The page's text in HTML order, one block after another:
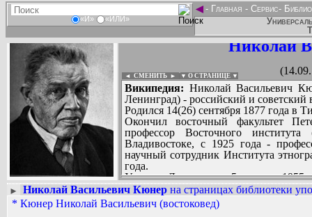
«И» «ИЛИ»
◄- Главная - Сервис-
Николай
◄ СМЕНИТЬ ► ▼ О СТРАНИЦЕ ▼
Википедия: Николай Васильевич
Ленинград) - российский и советский
Родился 14(26) сентября 1877 года в
Окончил восточный факультет
профессор Восточного
Владивостоке, с 1925 года -
научный сотрудник Института
года.
Умер в Ленинграде 5 апреля 1955
(Тобольская дорога; на могиле
Издал более 400 работ. Основные
культуры Китая, Японии и Кореи;
Вадим Ершов...
► Николай Васильевич Кюнер на страницах библиотеки
* Кюнер Николай Васильевич (востоковед)